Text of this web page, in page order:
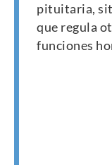
pituitaria,
que regula
funciones